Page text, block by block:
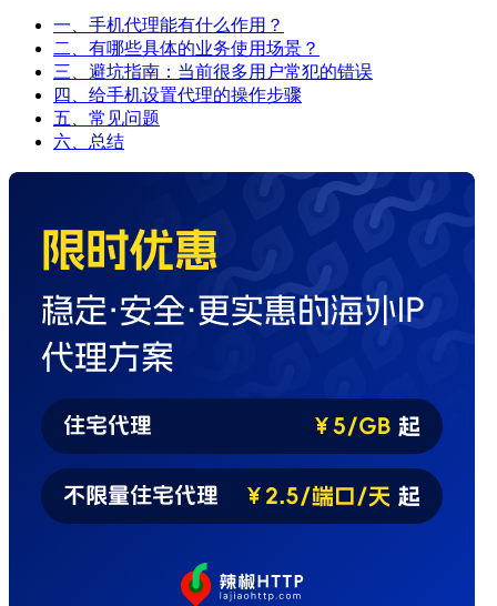
一、手机代理能有什么作用？
二、有哪些具体的业务使用场景？
三、避坑指南：当前很多用户常犯的错误
四、给手机设置代理的操作步骤
五、常见问题
六、总结